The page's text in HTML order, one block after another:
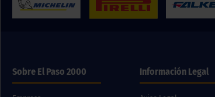
Sobre El Paso 2000 Información Legal